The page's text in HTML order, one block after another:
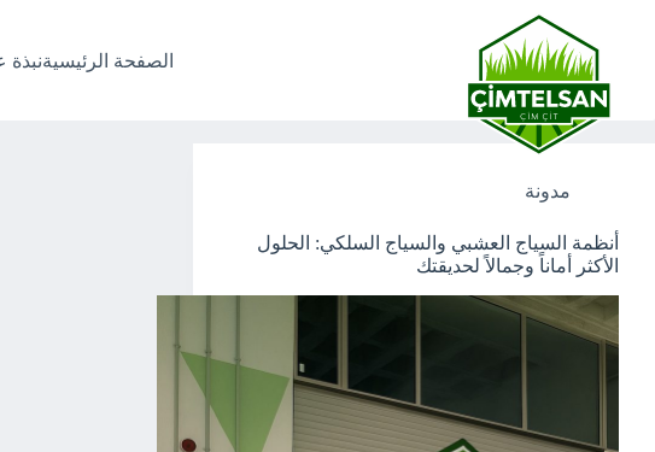
المحتوى
الصفحة الرئيسيةنبذة
منتجات الحدائق الجمالية
مدونة
أنظمة السياج العشبي والسياج السلكي: الحلول
الأكثر أماناً وجمالاً لحديقتك